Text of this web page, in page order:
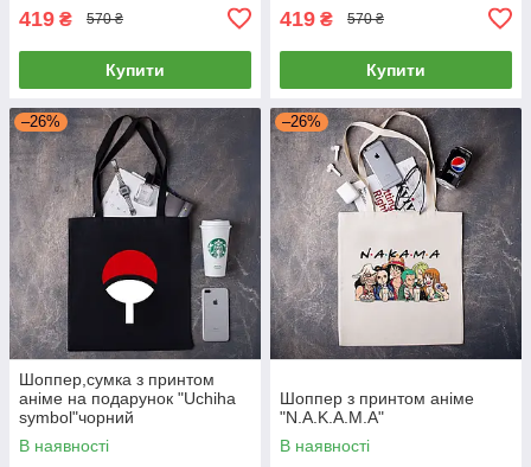
419 ₴ 570 ₴
Купити
419 ₴ 570 ₴
Купити
–26%
Шоппер,сумка з принтом
аніме на подарунок "Uchiha
symbol"чорний
В наявності
–26%
Шоппер з принтом аніме
"N.A.K.A.M.A"
В наявності